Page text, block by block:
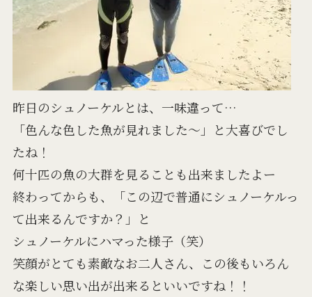
昨日のシュノーケルとは、一味違って…
「色んな色した魚が見れました～」と大喜びでし
たね！
何十匹の魚の大群を見ることも出来ましたよー
終わってからも、「この辺で普通にシュノーケルっ
て出来るんですか？」と
シュノーケルにハマった様子（笑）
笑顔がとても素敵なお二人さん、この後もいろん
な楽しい思い出が出来るといいですね！！